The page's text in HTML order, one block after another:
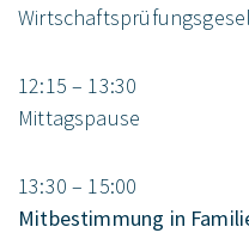
12:15 – 13:30
Mittagspause
13:30 – 15:00
Mitbestimmung in